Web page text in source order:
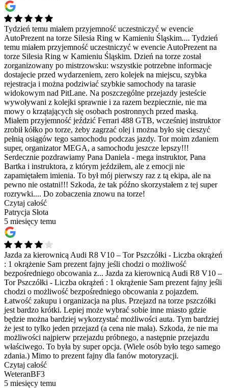
Tydzień temu miałem przyjemność uczestniczyć w evencie
AutoPrezent na torze Silesia Ring w Kamieniu Śląskim.... Tydzień
temu miałem przyjemność uczestniczyć w evencie AutoPrezent na
torze Silesia Ring w Kamieniu Śląskim. Dzień na torze został
zorganizowany po mistrzowsku: wszystkie potrzebne informacje
dostajecie przed wydarzeniem, zero kolejek na miejscu, szybka
rejestracja i można podziwiać szybkie samochody na tarasie
widokowym nad PitLane. Na poszczególne przejazdy jesteście
wywoływani z kolejki sprawnie i za razem bezpiecznie, nie ma
mowy o krzątających się osobach postronnych przed maską.
Miałem przyjemność jeździć Ferrari 488 GTB, wcześniej instruktor
zrobił kółko po torze, żeby zagrzać olej i można było się cieszyć
pełnią osiągów tego samochodu podczas jazdy. Tor moim zdaniem
super, organizator MEGA, a samochodu jeszcze lepszy!!!
Serdecznie pozdrawiamy Pana Daniela - mega instruktor, Pana
Bartka i instruktora, z którym jeździłem, ale z emocji nie
zapamiętałem imienia. To był mój pierwszy raz z tą ekipa, ale na
pewno nie ostatni!!! Szkoda, że tak późno skorzystałem z tej super
rozrywki.... Do zobaczenia znowu na torze!
Czytaj całość
Patrycja Słota
5 miesięcy temu
Jazda za kierownicą Audi R8 V10 – Tor Pszczółki - Liczba okrążeń
: 1 okrążenie Sam prezent fajny jeśli chodzi o możliwość
bezpośredniego obcowania z... Jazda za kierownicą Audi R8 V10 –
Tor Pszczółki - Liczba okrążeń : 1 okrążenie Sam prezent fajny jeśli
chodzi o możliwość bezpośredniego obcowania z pojazdem.
Łatwość zakupu i organizacja na plus. Przejazd na torze pszczółki
jest bardzo krótki. Lepiej może wybrać sobie inne miasto gdzie
będzie można bardziej wykorzystać możliwości auta. Tym bardziej
że jest to tylko jeden przejazd (a cena nie mała). Szkoda, że nie ma
możliwości najpierw przejazdu próbnego, a następnie przejazdu
właściwego. To była by super opcja. (Wiele osób było tego samego
zdania.) Mimo to prezent fajny dla fanów motoryzacji.
Czytaj całość
WeteranBF3
5 miesięcy temu